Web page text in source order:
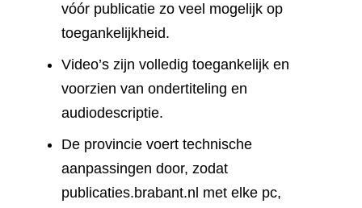
vóór publicatie zo veel mogelijk op
toegankelijkheid.
Video’s zijn volledig toegankelijk en
voorzien van ondertiteling en
audiodescriptie.
De provincie voert technische
aanpassingen door, zodat
publicaties.brabant.nl met elke pc,